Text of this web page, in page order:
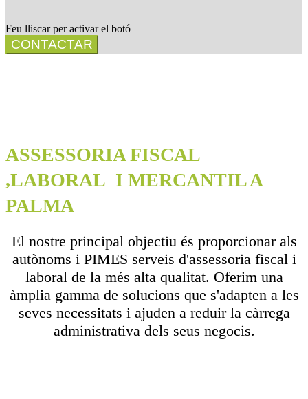
Feu lliscar per activar el botó
CONTACTAR
ASSESSORIA FISCAL
,LABORAL I MERCANTIL A
PALMA
El nostre principal objectiu és proporcionar als
autònoms i PIMES serveis d'assessoria fiscal i
laboral de la més alta qualitat. Oferim una
àmplia gamma de solucions que s'adapten a les
seves necessitats i ajuden a reduir la càrrega
administrativa dels seus negocis.